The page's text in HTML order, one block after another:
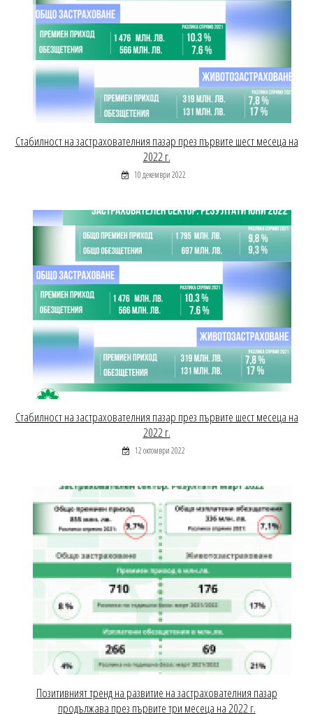
Стабилност на застрахователния пазар през първите шест месеца на
2022 г.
10 декември 2022
Стабилност на застрахователния пазар през първите шест месеца на
2022 г.
12 октомври 2022
Позитивният тренд на развитие на застрахователния пазар
продължава през първите три месеца на 2022 г.